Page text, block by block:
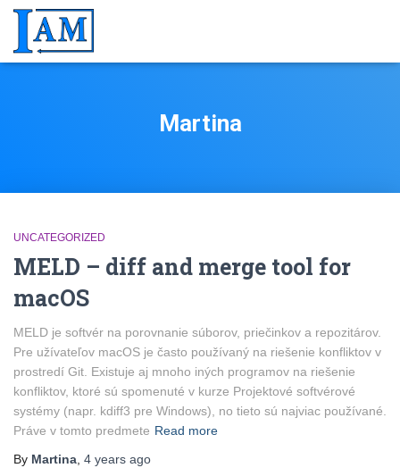
Martina
UNCATEGORIZED
MELD – diff and merge tool for
macOS
MELD je softvér na porovnanie súborov, priečinkov a repozitárov.
Pre užívateľov macOS je často používaný na riešenie konfliktov v
prostredí Git. Existuje aj mnoho iných programov na riešenie
konfliktov, ktoré sú spomenuté v kurze Projektové softvérové
systémy (napr. kdiff3 pre Windows), no tieto sú najviac používané.
Práve v tomto predmete Read more
By Martina 4 years ago